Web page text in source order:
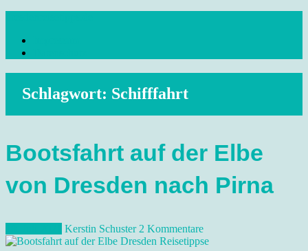
content
Reisetipps Dresden, Sehenswürdigkeiten, Ausflugsziele Sachsen,
Schlagwort: Schifffahrt
Bootsfahrt auf der Elbe
von Dresden nach Pirna
Kerstin Schuster 2 Kommentare